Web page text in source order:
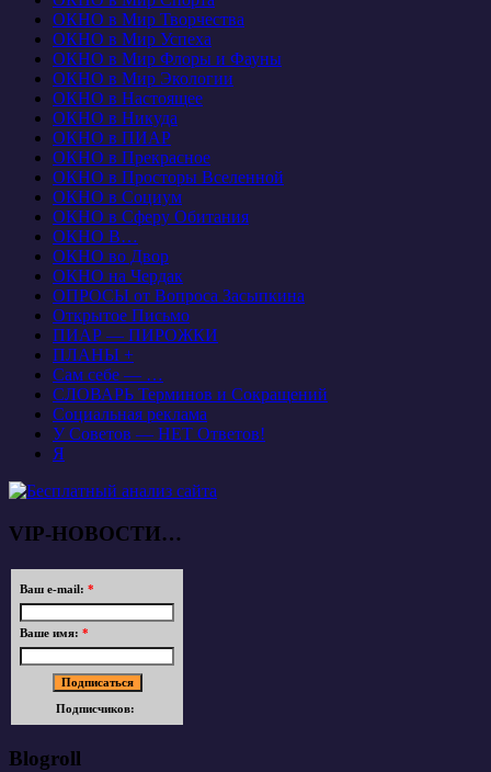
ОКНО в Мир Творчества
ОКНО в Мир Успеха
ОКНО в Мир Флоры и Фауны
ОКНО в Мир Экологии
ОКНО в Настоящее
ОКНО в Никуда
ОКНО в ПИАР
ОКНО в Прекрасное
ОКНО в Просторы Вселенной
ОКНО в Социум
ОКНО в Сферу Обитания
ОКНО В…
ОКНО во Двор
ОКНО на Чердак
ОПРОСЫ от Вопроса Засыпкина
Открытое Письмо
ПИАР — ПИРОЖКИ
ПЛАНЫ +
Сам себе — …
СЛОВАРЬ Терминов и Сокращений
Социальная реклама
У Советов — НЕТ Ответов!
Я
VIP-НОВОСТИ…
Ваш e-mail: *
Ваше имя: *
Подписчиков:
Blogroll